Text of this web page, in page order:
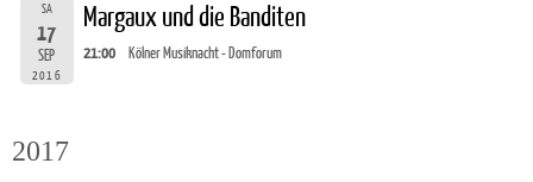
SA
17
SEP
2016
Margaux und die Banditen
21:00 Kölner Musiknacht - Domforum
2017